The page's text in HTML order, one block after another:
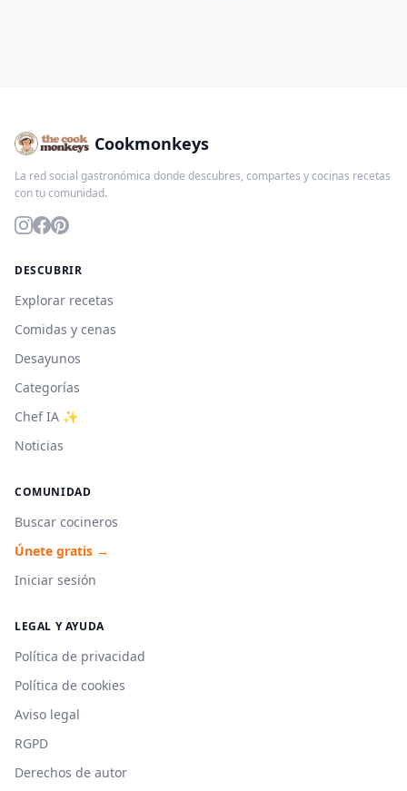
Cookmonkeys
La red social gastronómica donde descubres, compartes y cocinas recetas
con tu comunidad.
DESCUBRIR
Explorar recetas
Comidas y cenas
Desayunos
Categorías
Chef IA ✨
Noticias
COMUNIDAD
Buscar cocineros
Únete gratis →
Iniciar sesión
LEGAL Y AYUDA
Política de privacidad
Política de cookies
Aviso legal
RGPD
Derechos de autor